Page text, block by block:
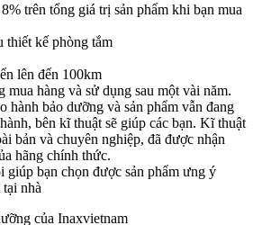
trên tổng giá trị sản phẩm khi bạn mua
thiết kế phòng tắm
lên đến 100km
mua hàng và sử dụng sau một vài năm.
hành bảo dưỡng và sản phẩm vẫn đang
bên kĩ thuật sẽ giúp các bạn. Kĩ thuật
bản và chuyên nghiệp, đã được nhận
hãng chính thức.
giúp bạn chọn được sản phẩm ưng ý
nhà